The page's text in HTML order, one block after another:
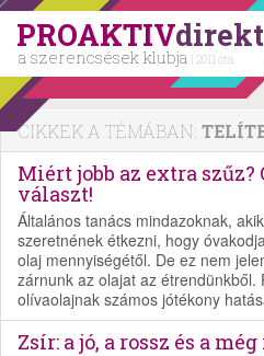
PROAKTIVdirekt
a szerencsések klubja | 2011 óta
CIKKEK A TÉMÁBAN:
Miért jobb az extra szűz?
választ!
Általános tanács mindazoknak,
szeretnének étkezni, hogy
olaj mennyiségétől. De ez nem
zárnunk az olajat az
olívaolajnak számos jótékony
Zsír: a jó, a rossz és a még